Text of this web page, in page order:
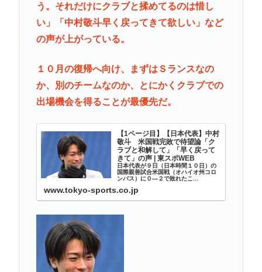
う。それだけにクラブと揉めてるのは惜し
い」「中村敬斗早く戻ってきて欲しい」など
の声が上がっている。
１０月の復帰へ向け、まずはＳランスなの
か、別のチームなのか、とにかくクラブでの
出場機会を得ることが最優先だ。
【1ページ目】【日本代表】中村
敬斗 米国戦完敗で待望論「ク
ラブと和解して」「早く戻って
きて」の声 | 東スポWEB
日本代表が９日（日本時間１０日）の
国際親善試合米国戦（オハイオ州コロ
ンバス）に０―２で敗れたこ...
www.tokyo-sports.co.jp